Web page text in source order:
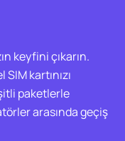
keyfini çıkarın.
kartınızı
paketlerle
arasında geçiş